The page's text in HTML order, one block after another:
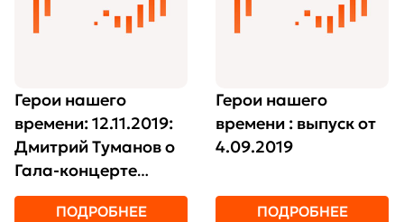
Герои нашего
времени: 12.11.2019:
Дмитрий Туманов о
Гала-концерте
фестиваля
ПОДРОБНЕЕ
Герои нашего
времени : выпуск от
4.09.2019
ПОДРОБНЕЕ